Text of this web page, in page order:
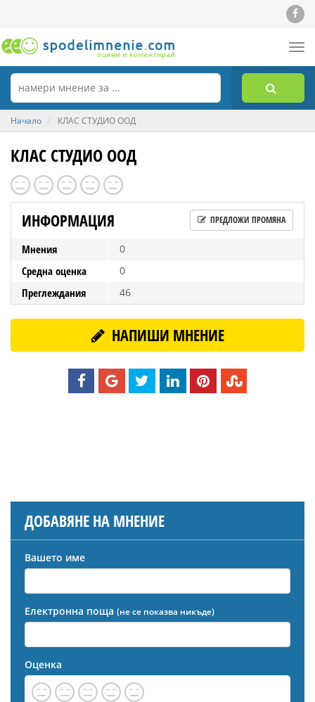
Начало КЛАС СТУДИО ООД
КЛАС СТУДИО ООД
ИНФОРМАЦИЯ ПРЕДЛОЖИ ПРОМЯНА
Мнения 0
Средна оценка 0
Преглеждания 46
НАПИШИ МНЕНИЕ
ДОБАВЯНЕ НА МНЕНИЕ
Вашето име
Електронна поща (не се показва никъде)
Оценка